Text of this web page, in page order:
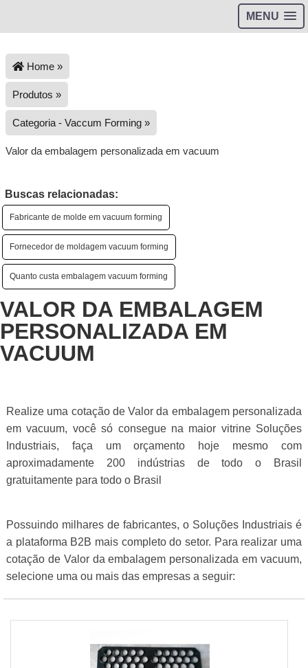
MENU
Home »
Produtos »
Categoria - Vaccum Forming »
Valor da embalagem personalizada em vacuum
Buscas relacionadas:
Fabricante de molde em vacuum forming
Fornecedor de moldagem vacuum forming
Quanto custa embalagem vacuum forming
VALOR DA EMBALAGEM
PERSONALIZADA EM
VACUUM
Realize uma cotação de Valor da embalagem personalizada
em vacuum, você só consegue na maior vitrine Soluções
Industriais, faça um orçamento hoje mesmo com
aproximadamente 200 indústrias de todo o Brasil
gratuitamente para todo o Brasil
Possuindo milhares de fabricantes, o Soluções Industriais é
a plataforma B2B mais completo do setor. Para realizar uma
cotação de Valor da embalagem personalizada em vacuum,
selecione uma ou mais das empresas a seguir: